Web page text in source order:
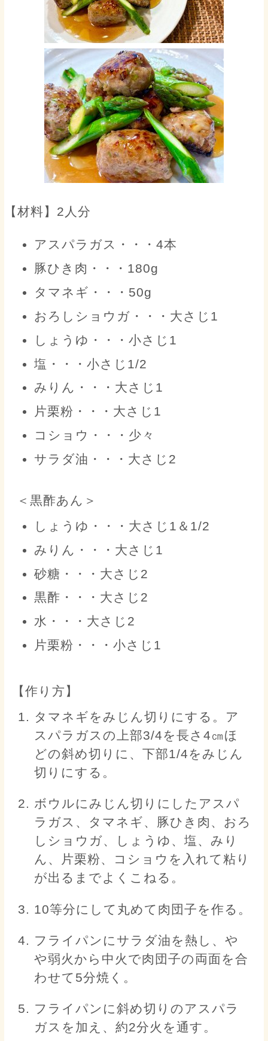
【材料】2人分
アスパラガス・・・4本
豚ひき肉・・・180g
タマネギ・・・50g
おろしショウガ・・・大さじ1
しょうゆ・・・小さじ1
塩・・・小さじ1/2
みりん・・・大さじ1
片栗粉・・・大さじ1
コショウ・・・少々
サラダ油・・・大さじ2
＜黒酢あん＞
しょうゆ・・・大さじ1＆1/2
みりん・・・大さじ1
砂糖・・・大さじ2
黒酢・・・大さじ2
水・・・大さじ2
片栗粉・・・小さじ1
【作り方】
タマネギをみじん切りにする。ア
スパラガスの上部3/4を長さ4㎝ほ
どの斜め切りに、下部1/4をみじん
切りにする。
ボウルにみじん切りにしたアスパ
ラガス、タマネギ、豚ひき肉、おろ
しショウガ、しょうゆ、塩、みり
ん、片栗粉、コショウを入れて粘り
が出るまでよくこねる。
10等分にして丸めて肉団子を作る。
フライパンにサラダ油を熱し、や
や弱火から中火で肉団子の両面を合
わせて5分焼く。
フライパンに斜め切りのアスパラ
ガスを加え、約2分火を通す。